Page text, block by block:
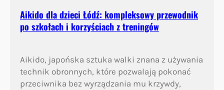
Aikido dla dzieci Łódź: kompleksowy przewodnik
po szkołach i korzyściach z treningów
Aikido, japońska sztuka walki znana z używania
technik obronnych, które pozwalają pokonać
przeciwnika bez wyrządzania mu krzywdy,